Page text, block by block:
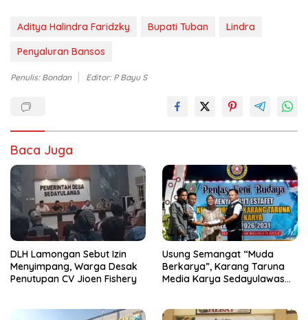
Aditya Halindra Faridzky Bupati Tuban
Lindra
Penyaluran Bansos
Penulis: Bondan Editor: P Bayu S
Baca Juga
DLH Lamongan Sebut Izin
Menyimpang, Warga Desak
Penutupan CV Jioen Fishery
Usung Semangat “Muda
Berkarya”, Karang Taruna
Media Karya Sedayulawas